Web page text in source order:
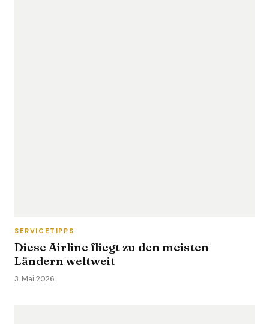
SERVICETIPPS
Diese Airline fliegt zu den meisten
Ländern weltweit
3. Mai 2026